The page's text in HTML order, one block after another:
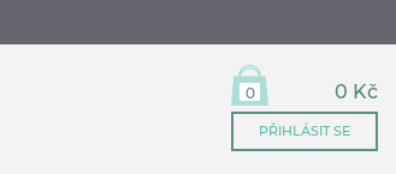
0 0 Kč
PŘIHLÁSIT SE